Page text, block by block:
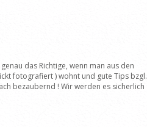
das Richtige, wenn man aus den
fotografiert ) wohnt und gute Tips bzgl.
bezaubernd ! Wir werden es sicherlich